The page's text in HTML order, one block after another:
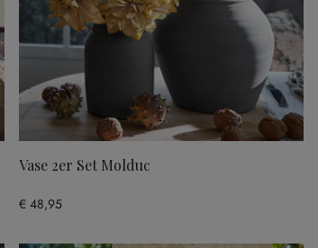
Vase 2er Set Molduc
€ 48,95